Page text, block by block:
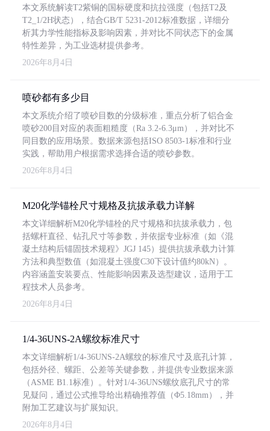
本文系统解读T2紫铜的国标硬度和抗拉强度（包括T2及
T2_1/2H状态），结合GB/T 5231-2012标准数据，详细分
析其力学性能指标及影响因素，并对比不同状态下的金属
特性差异，为工业选材提供参考。
2026年8月4日
喷砂都有多少目
本文系统介绍了喷砂目数的分级标准，重点分析了铝合金
喷砂200目对应的表面粗糙度（Ra 3.2-6.3μm），并对比不
同目数的应用场景。数据来源包括ISO 8503-1标准和行业
实践，帮助用户根据需求选择合适的喷砂参数。
2026年8月4日
M20化学锚栓尺寸规格及抗拔承载力详解
本文详细解析M20化学锚栓的尺寸规格和抗拔承载力，包
括螺杆直径、钻孔尺寸等参数，并依据专业标准（如《混
凝土结构后锚固技术规程》JGJ 145）提供抗拔承载力计算
方法和典型数值（如混凝土强度C30下设计值约80kN）。
内容涵盖安装要点、性能影响因素及选型建议，适用于工
程技术人员参考。
2026年8月4日
1/4-36UNS-2A螺纹标准尺寸
本文详细解析1/4-36UNS-2A螺纹的标准尺寸及底孔计算，
包括外径、螺距、公差等关键参数，并提供专业数据来源
（ASME B1.1标准）。针对1/4-36UNS螺纹底孔尺寸的常
见疑问，通过公式推导给出精确推荐值（Φ5.18mm），并
附加工艺建议与扩展知识。
2026年8月4日